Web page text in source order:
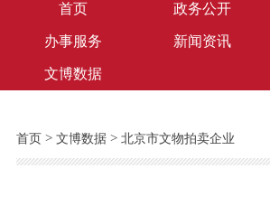
首页 政务公开
办事服务 新闻资讯
文博数据
首页> 文博数据> 北京市文物拍卖企业